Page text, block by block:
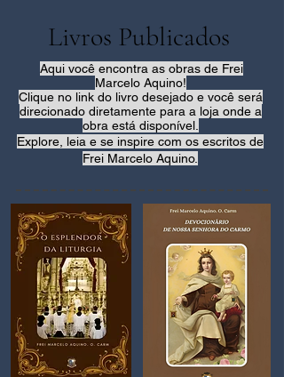
Livros Publicados
Aqui você encontra as obras de Frei
Marcelo Aquino!
Clique no link do livro desejado e você será
direcionado diretamente para a loja onde a
obra está disponível.
Explore, leia e se inspire com os escritos de
Frei Marcelo Aquino.